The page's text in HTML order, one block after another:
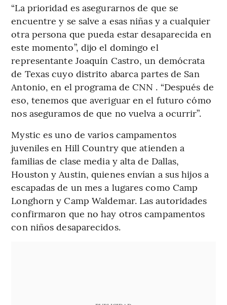
“La prioridad es asegurarnos de que se
encuentre y se salve a esas niñas y a cualquier
otra persona que pueda estar desaparecida en
este momento”, dijo el domingo el
representante Joaquín Castro, un demócrata
de Texas cuyo distrito abarca partes de San
Antonio, en el programa de CNN . “Después de
eso, tenemos que averiguar en el futuro cómo
nos aseguramos de que no vuelva a ocurrir”.
Mystic es uno de varios campamentos
juveniles en Hill Country que atienden a
familias de clase media y alta de Dallas,
Houston y Austin, quienes envían a sus hijos a
escapadas de un mes a lugares como Camp
Longhorn y Camp Waldemar. Las autoridades
confirmaron que no hay otros campamentos
con niños desaparecidos.